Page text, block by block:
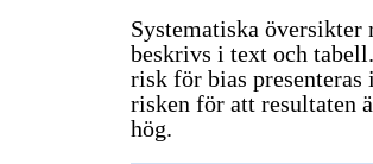
Systematiska
beskrivs i text och
risk för bias
risken för att resultaten
hög.